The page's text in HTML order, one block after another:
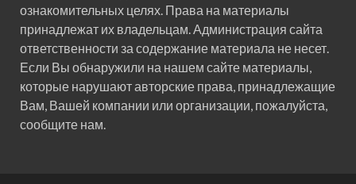
ознакомительных целях. Права на материалы
принадлежат их владельцам. Администрация сайта
ответственности за содержание материала не несет.
Если Вы обнаружили на нашем сайте материалы,
которые нарушают авторские права, принадлежащие
Вам, Вашей компании или организации, пожалуйста,
сообщите нам.